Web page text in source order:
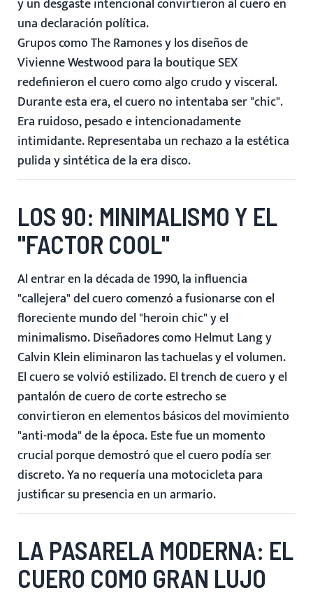
y un desgaste intencional convirtieron al cuero en
una declaración política.
Grupos como The Ramones y los diseños de
Vivienne Westwood para la boutique SEX
redefinieron el cuero como algo crudo y visceral.
Durante esta era, el cuero no intentaba ser "chic".
Era ruidoso, pesado e intencionadamente
intimidante. Representaba un rechazo a la estética
pulida y sintética de la era disco.
LOS 90: MINIMALISMO Y EL
"FACTOR COOL"
Al entrar en la década de 1990, la influencia
"callejera" del cuero comenzó a fusionarse con el
floreciente mundo del "heroin chic" y el
minimalismo. Diseñadores como Helmut Lang y
Calvin Klein eliminaron las tachuelas y el volumen.
El cuero se volvió estilizado. Eltrench de cueroy el
pantalón de cuero de corte estrecho se
convirtieron en elementos básicos del movimiento
"anti-moda" de la época. Este fue un momento
crucial porque demostró que el cuero podía ser
discreto. Ya no requería una motocicleta para
justificar su presencia en un armario.
LA PASARELA MODERNA: EL
CUERO COMO GRAN LUJO